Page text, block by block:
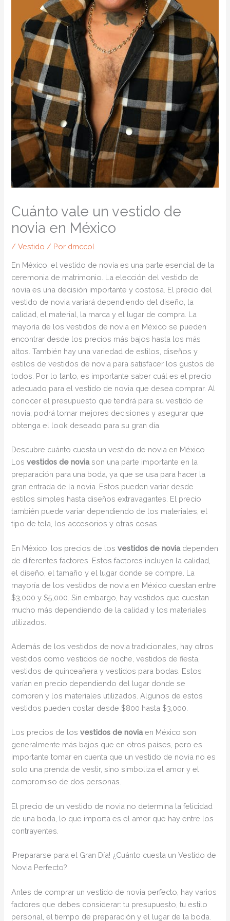
Cuánto vale un vestido de
novia en México
/Vestido / Por dmccol
En México, el vestido de novia es una parte esencial de la
ceremonia de matrimonio. La elección del vestido de
novia es una decisión importante y costosa. El precio del
vestido de novia variará dependiendo del diseño, la
calidad, el material, la marca y el lugar de compra. La
mayoría de los vestidos de novia en México se pueden
encontrar desde los precios más bajos hasta los más
altos. También hay una variedad de estilos, diseños y
estilos de vestidos de novia para satisfacer los gustos de
todos. Por lo tanto, es importante saber cuál es el precio
adecuado para el vestido de novia que desea comprar. Al
conocer el presupuesto que tendrá para su vestido de
novia, podrá tomar mejores decisiones y asegurar que
obtenga el look deseado para su gran día.
Descubre cuánto cuesta un vestido de novia en México
Losvestidos de noviason una parte importante en la
preparación para una boda, ya que se usa para hacer la
gran entrada de la novia. Estos pueden variar desde
estilos simples hasta diseños extravagantes. El precio
también puede variar dependiendo de los materiales, el
tipo de tela, los accesorios y otras cosas.
En México, los precios de losvestidos de noviadependen
de diferentes factores. Estos factores incluyen la calidad,
el diseño, el tamaño y el lugar donde se compre. La
mayoría de los vestidos de novia en México cuestan entre
$3,000 y $5,000. Sin embargo, hay vestidos que cuestan
mucho más dependiendo de la calidad y los materiales
utilizados.
Además de los vestidos de novia tradicionales, hay otros
vestidos como vestidos de noche, vestidos de fiesta,
vestidos de quinceañera y vestidos para bodas. Estos
varían en precio dependiendo del lugar donde se
compren y los materiales utilizados. Algunos de estos
vestidos pueden costar desde $800 hasta $3,000.
Los precios de losvestidos de noviaen México son
generalmente más bajos que en otros países, pero es
importante tomar en cuenta que un vestido de novia no es
solo una prenda de vestir, sino simboliza el amor y el
compromiso de dos personas.
El precio de un vestido de novia no determina la felicidad
de una boda, lo que importa es el amor que hay entre los
contrayentes.
¡Prepararse para el Gran Día! ¿Cuánto cuesta un Vestido de
Novia Perfecto?
Antes de comprar un vestido de novia perfecto, hay varios
factores que debes considerar: tu presupuesto, tu estilo
personal, el tiempo de preparación y el lugar de la boda.